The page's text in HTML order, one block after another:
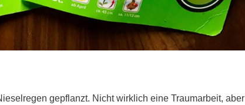
gepflanzt. Nicht wirklich eine Traumarbeit, aber